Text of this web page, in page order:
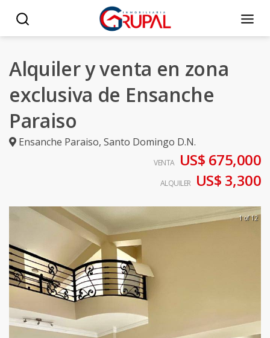
Alquiler y venta en zona
exclusiva de Ensanche
Paraiso
Ensanche Paraiso, Santo Domingo D.N.
VENTA US$ 675,000
ALQUILER US$ 3,300
1 of 12